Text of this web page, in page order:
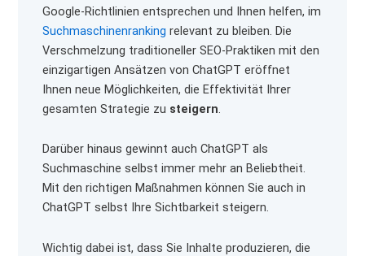
Google-Richtlinien entsprechen und Ihnen helfen, im
Suchmaschinenranking relevant zu bleiben. Die
Verschmelzung traditioneller SEO-Praktiken mit den
einzigartigen Ansätzen von ChatGPT eröffnet
Ihnen neue Möglichkeiten, die Effektivität Ihrer
gesamten Strategie zu steigern
Darüber hinaus gewinnt auch ChatGPT als
Suchmaschine selbst immer mehr an Beliebtheit.
Mit den richtigen Maßnahmen können Sie auch in
ChatGPT selbst Ihre Sichtbarkeit steigern.
Wichtig dabei ist, dass Sie Inhalte produzieren, die